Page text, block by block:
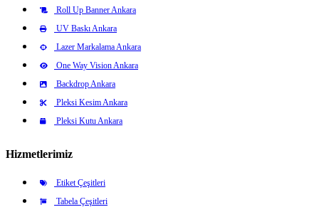
Roll Up Banner Ankara
UV Baskı Ankara
Lazer Markalama Ankara
One Way Vision Ankara
Backdrop Ankara
Pleksi Kesim Ankara
Pleksi Kutu Ankara
Hizmetlerimiz
Etiket Çeşitleri
Tabela Çeşitleri